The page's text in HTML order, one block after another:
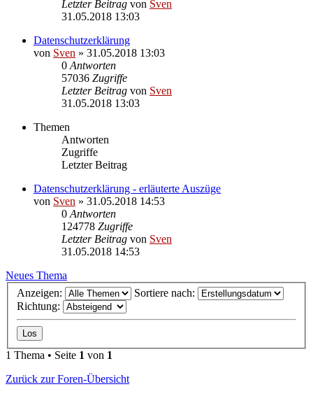
Letzter Beitrag von Sven
31.05.2018 13:03
Datenschutzerklärung
von Sven » 31.05.2018 13:03
0 Antworten
57036 Zugriffe
Letzter Beitrag von Sven
31.05.2018 13:03
Themen
Antworten
Zugriffe
Letzter Beitrag
Datenschutzerklärung - erläuterte Auszüge
von Sven » 31.05.2018 14:53
0 Antworten
124778 Zugriffe
Letzter Beitrag von Sven
31.05.2018 14:53
Neues Thema
Anzeigen:
Sortiere nach:
Richtung:
1 Thema • Seite 1 von 1
Zurück zur Foren-Übersicht